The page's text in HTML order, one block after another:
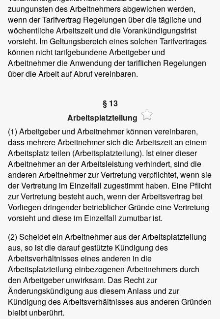
zuungunsten des Arbeitnehmers abgewichen werden,
wenn der Tarifvertrag Regelungen über die tägliche und
wöchentliche Arbeitszeit und die Vorankündigungsfrist
vorsieht. Im Geltungsbereich eines solchen Tarifvertrages
können nicht tarifgebundene Arbeitgeber und
Arbeitnehmer die Anwendung der tariflichen Regelungen
über die Arbeit auf Abruf vereinbaren.
§ 13
Arbeitsplatzteilung
(1) Arbeitgeber und Arbeitnehmer können vereinbaren,
dass mehrere Arbeitnehmer sich die Arbeitszeit an einem
Arbeitsplatz teilen (Arbeitsplatzteilung). Ist einer dieser
Arbeitnehmer an der Arbeitsleistung verhindert, sind die
anderen Arbeitnehmer zur Vertretung verpflichtet, wenn sie
der Vertretung im Einzelfall zugestimmt haben. Eine Pflicht
zur Vertretung besteht auch, wenn der Arbeitsvertrag bei
Vorliegen dringender betrieblicher Gründe eine Vertretung
vorsieht und diese im Einzelfall zumutbar ist.
(2) Scheidet ein Arbeitnehmer aus der Arbeitsplatzteilung
aus, so ist die darauf gestützte Kündigung des
Arbeitsverhältnisses eines anderen in die
Arbeitsplatzteilung einbezogenen Arbeitnehmers durch
den Arbeitgeber unwirksam. Das Recht zur
Änderungskündigung aus diesem Anlass und zur
Kündigung des Arbeitsverhältnisses aus anderen Gründen
bleibt unberührt.